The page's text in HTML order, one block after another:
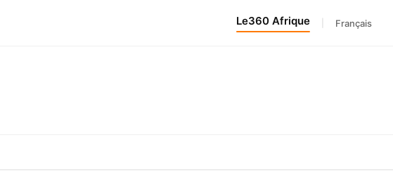
Le360 Afrique Français